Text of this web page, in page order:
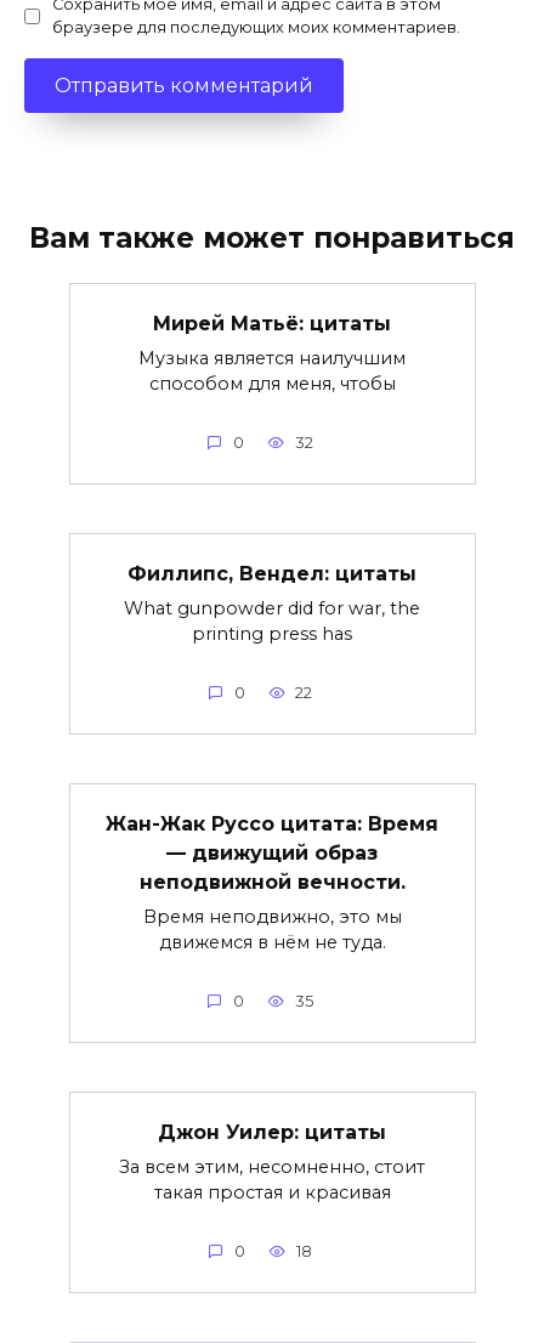
Сохранить моё имя, email и адрес сайта в этом
браузере для последующих моих комментариев.
Вам также может понравиться
Мирей Матьё: цитаты
Музыка является наилучшим
способом для меня, чтобы
0 32
Филлипс, Вендел: цитаты
What gunpowder did for war, the
printing press has
0 22
Жан-Жак Руссо цитата: Время
— движущий образ
неподвижной вечности.
Время неподвижно, это мы
движемся в нём не туда.
0 35
Джон Уилер: цитаты
За всем этим, несомненно, стоит
такая простая и красивая
0 18